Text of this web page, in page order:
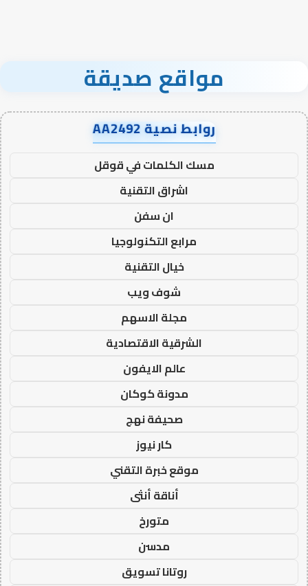
مواقع صديقة
روابط نصية AA2492
مسك الكلمات في قوقل
اشراق التقنية
ان سفن
مرابع التكنولوجيا
خيال التقنية
شوف ويب
مجلة الاسهم
الشرقية الاقتصادية
عالم الايفون
مدونة كوكان
صحيفة نهج
كار نيوز
موقع خبرة التقني
أناقة أنثى
متورخ
مدسن
روتانا تسويق